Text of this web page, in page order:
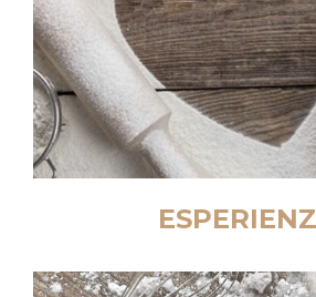
Nel nostro piccolo, ci
compito importante: offrire
quanti di voi ci ripagano
apprezzamento